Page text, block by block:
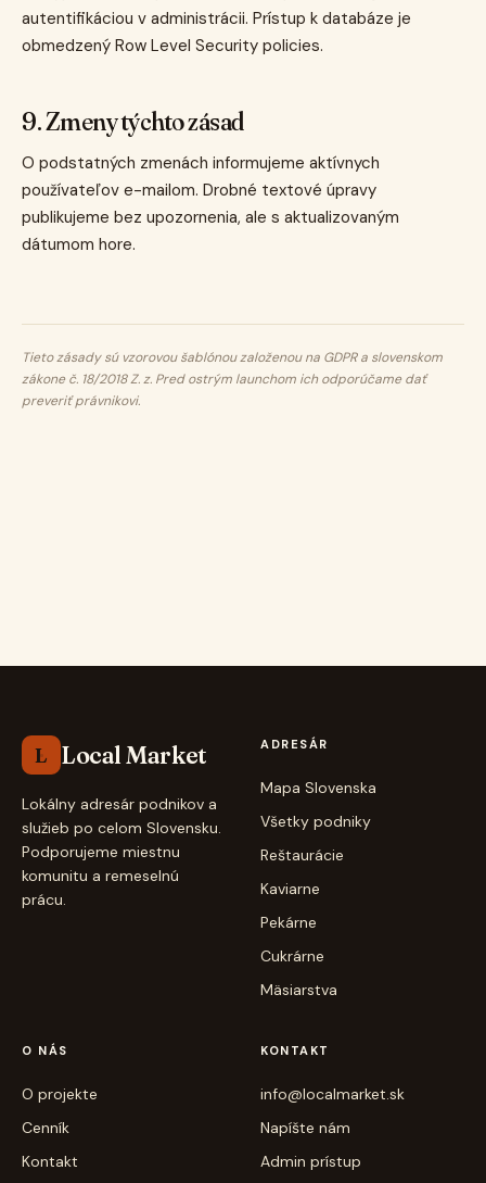
autentifikáciou v administrácii. Prístup k databáze je
obmedzený Row Level Security policies.
9. Zmeny týchto zásad
O podstatných zmenách informujeme aktívnych
používateľov e-mailom. Drobné textové úpravy
publikujeme bez upozornenia, ale s aktualizovaným
dátumom hore.
Tieto zásady sú vzorovou šablónou založenou na GDPR a slovenskom
zákone č. 18/2018 Z. z. Pred ostrým launchom ich odporúčame dať
preveriť právnikovi.
L Local Market
Lokálny adresár podnikov a
služieb po celom Slovensku.
Podporujeme miestnu
komunitu a remeselnú
prácu.
ADRESÁR
Mapa Slovenska
Všetky podniky
Reštaurácie
Kaviarne
Pekárne
Cukrárne
Mäsiarstva
O NÁS
O projekte
Cenník
Kontakt
KONTAKT
info@localmarket.sk
Napíšte nám
Admin prístup